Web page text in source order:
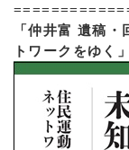
「仲井富 遺稿
トワークをゆく」